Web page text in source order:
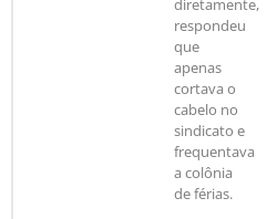
diretamente,
respondeu
que
apenas
cortava o
cabelo no
sindicato e
frequentava
a colônia
de férias.